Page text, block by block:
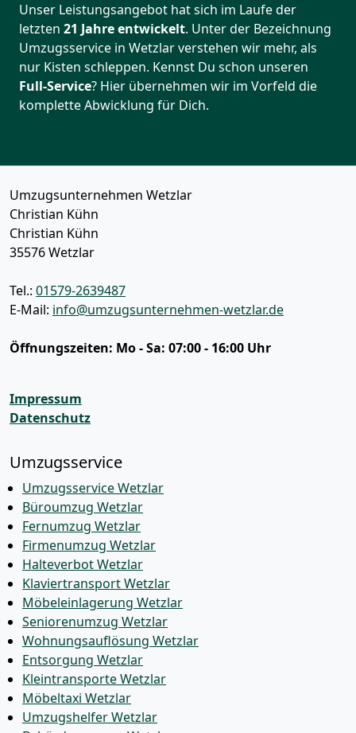
Unser Leistungsangebot hat sich im Laufe der
letzten 21 Jahreentwickelt. Unter der Bezeichnung
Umzugsservice in Wetzlar verstehen wir mehr, als
nur Kisten schleppen. Kennst Du schon unseren
Full-Service? Hier übernehmen wir im Vorfeld die
komplette Abwicklung für Dich.
Umzugsunternehmen Wetzlar
Christian Kühn
Christian Kühn
35576Wetzlar
Tel.: 01579-2639487
E-Mail: info@umzugsunternehmen-wetzlar.de
Öffnungszeiten: Mo - Sa: 07:00 - 16:00 Uhr
Impressum
Datenschutz
Umzugsservice
Umzugsservice Wetzlar
Büroumzug Wetzlar
Fernumzug Wetzlar
Firmenumzug Wetzlar
Halteverbot Wetzlar
Klaviertransport Wetzlar
Möbeleinlagerung Wetzlar
Seniorenumzug Wetzlar
Wohnungsauflösung Wetzlar
Entsorgung Wetzlar
Kleintransporte Wetzlar
Möbeltaxi Wetzlar
Umzugshelfer Wetzlar